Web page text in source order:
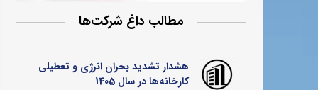
مطالب داغ شرکت‌ها
هشدار تشدید بحران انرژی و تعطیلی
کارخانه‌ها در سال 1405